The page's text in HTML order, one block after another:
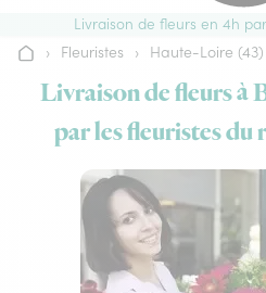
Livraison de fleurs en 4h
Accueil
› Fleuristes › Haute-Loire (43)
Livraison de fleurs à
par les fleuristes